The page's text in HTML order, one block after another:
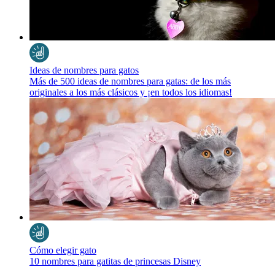
Ideas de nombres para gatos
Más de 500 ideas de nombres para gatas: de los más
originales a los más clásicos y ¡en todos los idiomas!
Cómo elegir gato
10 nombres para gatitas de princesas Disney